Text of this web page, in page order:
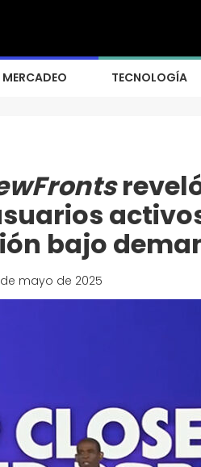
MERCADEO TECNOLOGÍA
bajo
mayo de 2025